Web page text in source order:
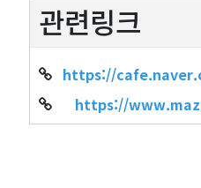
관련링크
https://